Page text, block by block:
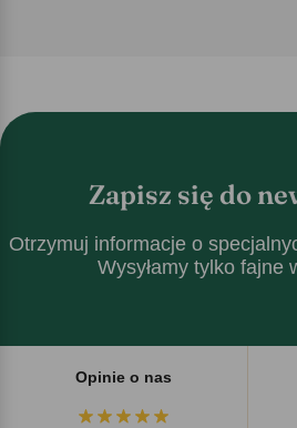
Zapisz się do
Otrzymuj informacje o
Wysyłamy tylko fajne
Opinie o nas